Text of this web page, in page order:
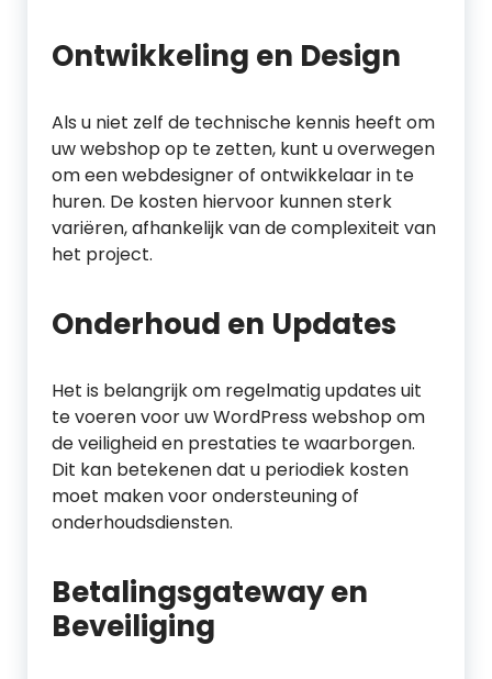
Ontwikkeling en Design
Als u niet zelf de technische kennis heeft om
uw webshop op te zetten, kunt u overwegen
om een webdesigner of ontwikkelaar in te
huren. De kosten hiervoor kunnen sterk
variëren, afhankelijk van de complexiteit van
het project.
Onderhoud en Updates
Het is belangrijk om regelmatig updates uit
te voeren voor uw WordPress webshop om
de veiligheid en prestaties te waarborgen.
Dit kan betekenen dat u periodiek kosten
moet maken voor ondersteuning of
onderhoudsdiensten.
Betalingsgateway en
Beveiliging